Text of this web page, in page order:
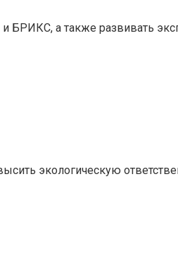
БРИКС, а также развивать
экологическую